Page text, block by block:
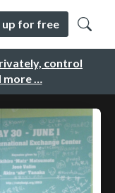
control
more …
up for free